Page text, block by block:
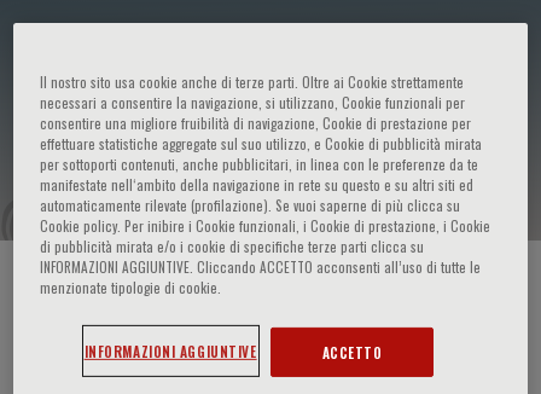
Congresso Internazionale su: - Genes,
Drugs and Gender
HOME PAGE / CURSOS Y EVENTOS
Vídeos y diapositivas
Il nostro sito usa cookie anche di terze parti. Oltre ai Cookie strettamente
necessari a consentire la navigazione, si utilizzano, Cookie funzionali per
consentire una migliore fruibilità di navigazione, Cookie di prestazione per
effettuare statistiche aggregate sul suo utilizzo, e Cookie di pubblicità mirata
per sottoporti contenuti, anche pubblicitari, in linea con le preferenze da te
manifestate nell‘ambito della navigazione in rete su questo e su altri siti ed
automaticamente rilevate (profilazione). Se vuoi saperne di più clicca su
Cookie policy. Per inibire i Cookie funzionali, i Cookie di prestazione, i Cookie
di pubblicità mirata e/o i cookie di specifiche terze parti clicca su
INFORMAZIONI AGGIUNTIVE. Cliccando ACCETTO acconsenti all’uso di tutte le
menzionate tipologie di cookie.
INFORMAZIONI AGGIUNTIVE ACCETTO